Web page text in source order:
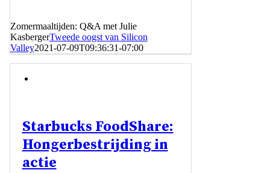
Zomermaaltijden: Q&A met Julie
KasbergerTweede oogst van Silicon
Valley2021-07-09T09:36:31-07:00
Starbucks FoodShare:
Hongerbestrijding in
actie